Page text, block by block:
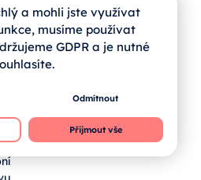
a mohli jste využívat
musíme používat
GDPR a je nutné
Odmítnout
Přijmout vše